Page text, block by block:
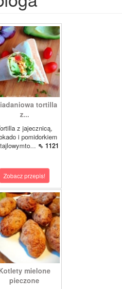
tortilla
z...
z jajecznicą,
i pomidorkiem
⇖ 1121
Zobacz przepis!
mielone
pieczone